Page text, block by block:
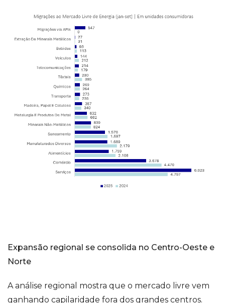
Expansão regional se consolida no Centro-Oeste e
Norte
A análise regional mostra que o mercado livre vem
ganhando capilaridade fora dos grandes centros.